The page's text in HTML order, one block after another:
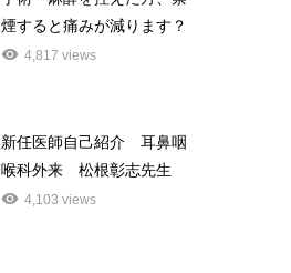
煙すると痛みが減ります？
4,817 views
新任医師自己紹介 耳鼻咽
喉科外来 松根彰志先生
4,103 views